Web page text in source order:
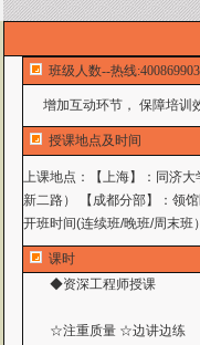
班级人数--热线
增加互动环节， 保障培训
授课地点及时间
上课地点：
【上海】：同济
新二路） 【成都分部】：领
开班时间(连续班/晚班/周末
课时
◆资深工程师授课
☆注重质量 ☆边讲边练